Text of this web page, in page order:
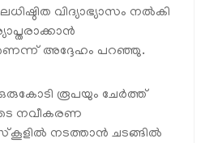
വിദ്യാഭ്യാസം നൽകി
അദ്ദേഹം പറഞ്ഞു.
രൂപയും ചേർത്ത്
നവീകരണ
നടത്താൻ ചടങ്ങിൽ